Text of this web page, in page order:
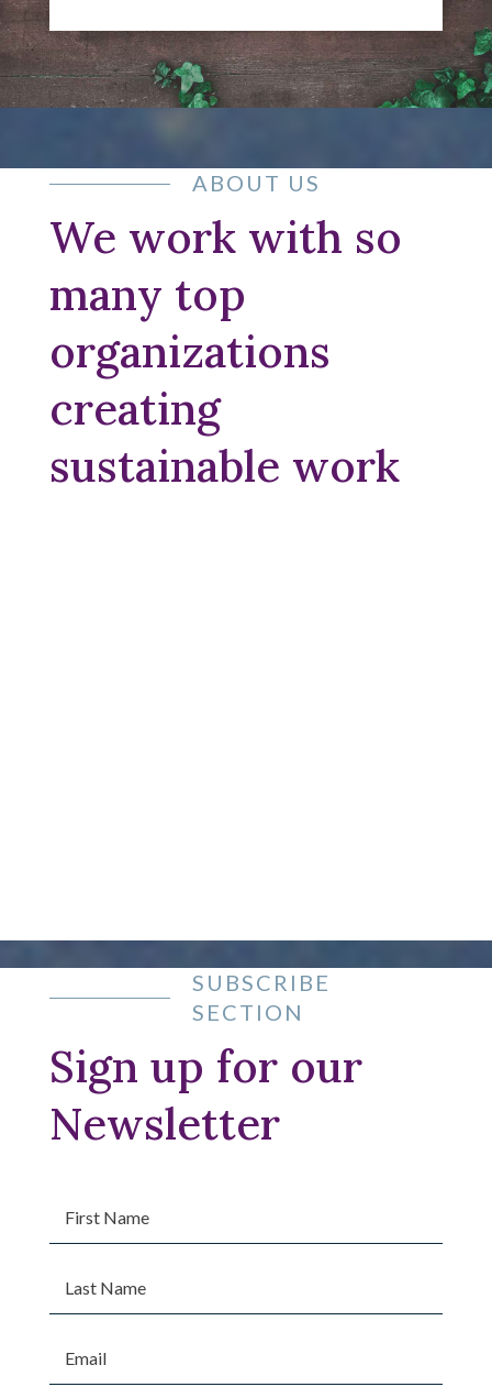
ABOUT US
We work with so
many top
organizations
creating
sustainable work
SUBSCRIBE
SECTION
Sign up for our
Newsletter